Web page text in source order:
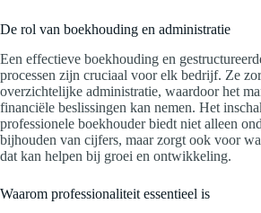
De rol van boekhouding en administratie
Een effectieve boekhouding en
processen zijn cruciaal voor elk bedrijf. Ze
overzichtelijke administratie, waardoor het
financiële beslissingen kan nemen. Het
professionele boekhouder biedt niet alleen
bijhouden van cijfers, maar zorgt ook voor
dat kan helpen bij groei en ontwikkeling.
Waarom professionaliteit essentieel is